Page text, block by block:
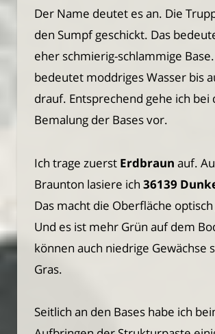
Der Name deutet es an. Die
den Sumpf geschickt. Das
eher schmierig-schlammige
bedeutet moddriges Wasser bis
drauf. Entsprechend gehe ich bei
Bemalung der Bases vor.
Ich trage zuerst Erdbraun auf.
Braunton lasiere ich 36139
Das macht die Oberfläche
Und es ist mehr Grün auf dem
können auch niedrige Gewächse
Gras.
Seitlich an den Bases habe ich